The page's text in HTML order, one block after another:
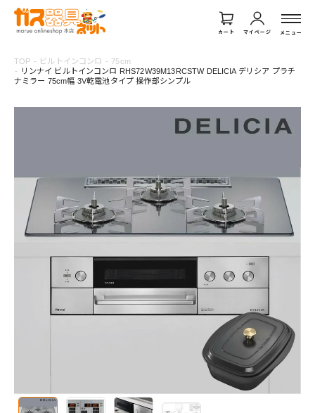
カート マイページ メニュー
TOP ビルトインコンロ
75cm
リンナイ ビルトインコンロ RHS72W39M13RCSTW DELICIA デリシア プラチ
ナミラー 75cm幅 3V乾電池タイプ 操作部シンプル